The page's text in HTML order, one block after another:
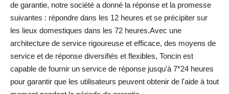
de garantie, notre société a donné la réponse et la promesse
suivantes : répondre dans les 12 heures et se précipiter sur
les lieux domestiques dans les 72 heures.Avec une
architecture de service rigoureuse et efficace, des moyens de
service et de réponse diversifiés et flexibles, Toncin est
capable de fournir un service de réponse jusqu'à 7*24 heures
pour garantir que les utilisateurs peuvent obtenir de l'aide à tout